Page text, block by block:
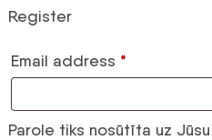
Register
Email address *
Parole tiks nosūtīta uz